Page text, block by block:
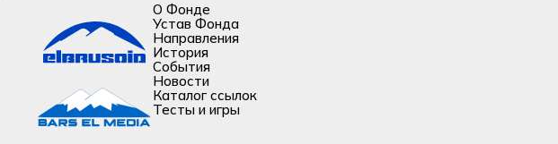
О Фонде
Устав Фонда
Направления
История
События
Новости
Каталог ссылок
Тесты и игры